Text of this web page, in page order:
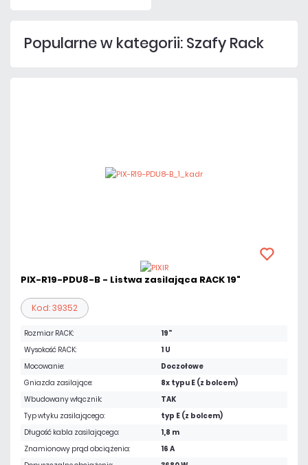
Popularne w kategorii: Szafy Rack
PIX-R19-PDU8-B - Listwa zasilająca RACK 19"
Kod: 39352
Rozmiar RACK:
19"
Wysokość RACK:
1 U
Mocowanie:
Doczołowe
Gniazda zasilające:
8x typu E (z bolcem)
Wbudowany włącznik:
TAK
Typ wtyku zasilającego:
typ E (z bolcem)
Długość kabla zasilającego:
1,8 m
Znamionowy prąd obciążenia:
16 A